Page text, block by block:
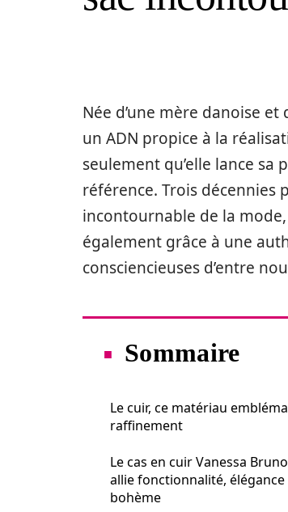
Née d’une mère danoise
un ADN propice à la
seulement qu’elle lance
référence. Trois décennies
incontournable de la
également grâce à une
consciencieuses d’entre
Sommaire
Le cuir, ce matériau
raffinement
Le cas en cuir Vanessa
allie fonctionnalité,
bohème